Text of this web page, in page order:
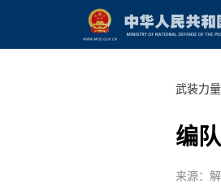
武装力量
编
来源：